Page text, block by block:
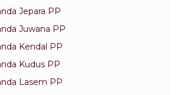
Jepara PP
Juwana PP
Kendal PP
Kudus PP
Lasem PP